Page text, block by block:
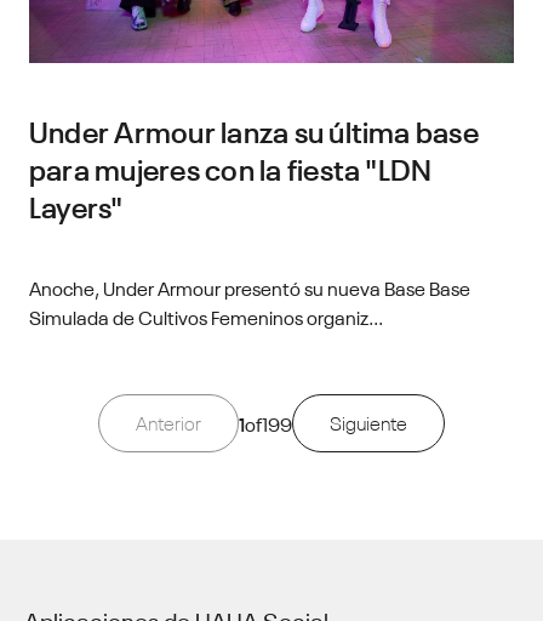
Under Armour lanza su última base
para mujeres con la fiesta "LDN
Layers"
Anoche, Under Armour presentó su nueva Base Base
Simulada de Cultivos Femeninos organiz...
Anterior 1of199 Siguiente